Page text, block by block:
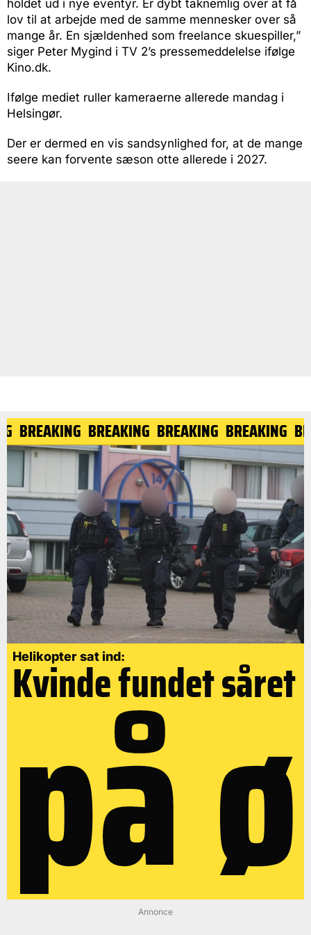
holdet ud i nye eventyr. Er dybt taknemlig over at få
lov til at arbejde med de samme mennesker over så
mange år. En sjældenhed som freelance skuespiller,”
siger Peter Mygind i TV 2’s pressemeddelelse ifølge
Kino.dk.
Ifølge mediet ruller kameraerne allerede mandag i
Helsingør.
Der er dermed en vis sandsynlighed for, at de mange
seere kan forvente sæson otte allerede i 2027.
BREAKING BREAKING BREAKING BREAKING
Helikopter sat ind:
Kvinde fundet såret
på ø
Annonce